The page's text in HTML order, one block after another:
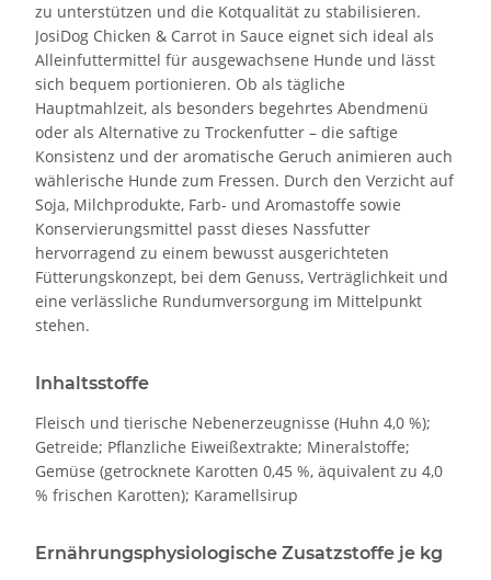
zu unterstützen und die Kotqualität zu stabilisieren.
JosiDog Chicken & Carrot in Sauce eignet sich ideal als
Alleinfuttermittel für ausgewachsene Hunde und lässt
sich bequem portionieren. Ob als tägliche
Hauptmahlzeit, als besonders begehrtes Abendmenü
oder als Alternative zu Trockenfutter – die saftige
Konsistenz und der aromatische Geruch animieren auch
wählerische Hunde zum Fressen. Durch den Verzicht auf
Soja, Milchprodukte, Farb- und Aromastoffe sowie
Konservierungsmittel passt dieses Nassfutter
hervorragend zu einem bewusst ausgerichteten
Fütterungskonzept, bei dem Genuss, Verträglichkeit und
eine verlässliche Rundumversorgung im Mittelpunkt
stehen.
Inhaltsstoffe
Fleisch und tierische Nebenerzeugnisse (Huhn 4,0 %);
Getreide; Pflanzliche Eiweißextrakte; Mineralstoffe;
Gemüse (getrocknete Karotten 0,45 %, äquivalent zu 4,0
% frischen Karotten); Karamellsirup
Ernährungsphysiologische Zusatzstoffe je kg